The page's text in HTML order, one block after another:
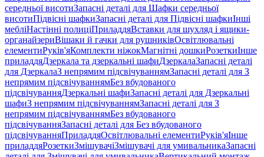
середньої висотиЗапасні деталі для Шафки середньої
висотиПідвісні шафкиЗапасні деталі для Підвісні шафкиІнші
мебліНастінні полиціПриладдяВставки для шухляд і ящики-
органайзериВішаки й гачки для рушниківОсвітлювальні
елементиРуків'яКомплекти ніжокМагнітні дошкиРозеткиІнше
приладдяДзеркала та дзеркальні шафиДзеркалаЗапасні деталі
для ДзеркалаЗ непрямим підсвічуваннямЗапасні деталі для З
непрямим підсвічуваннямБез вбудованого
підсвічуванняДзеркальні шафиЗапасні деталі для Дзеркальні
шафиЗ непрямим підсвічуваннямЗапасні деталі для З
непрямим підсвічуваннямБез вбудованого
підсвічуванняЗапасні деталі для Без вбудованого
підсвічуванняПриладдяОсвітлювальні елементиРуків'яІнше
приладдяРозеткиЗмішувачіЗмішувачі для умивальникаЗапасні